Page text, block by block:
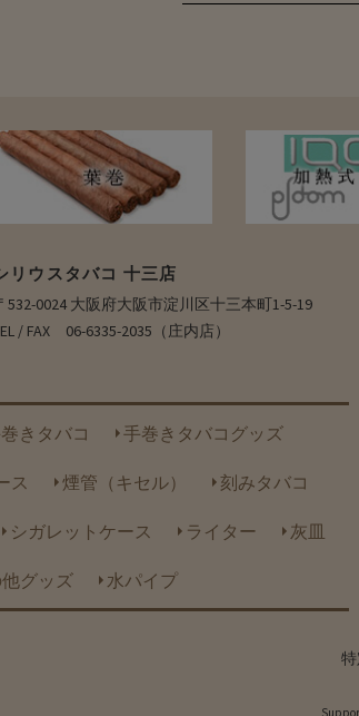
リウスタバコ 十三店
532-0024 大阪府大阪市淀川区十三本町1-5-19
/ FAX 06-6335-2035（庄内店）
きタバコ 手巻きタバコグッズ
ス 煙管（キセル） 刻みタバコ
シガレットケース ライター 灰皿
グッズ 水パイプ